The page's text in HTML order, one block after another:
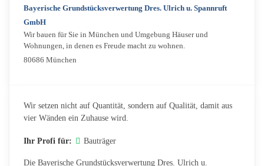
Bayerische Grundstücksverwertung Dres. Ulrich u. Spannruft
GmbH
Wir bauen für Sie in München und Umgebung Häuser und
Wohnungen, in denen es Freude macht zu wohnen.
80686 München
Wir setzen nicht auf Quantität, sondern auf Qualität, damit aus
vier Wänden ein Zuhause wird.
Ihr Profi für: Bauträger
Die Bayerische Grundstücksverwertung Dres. Ulrich u.